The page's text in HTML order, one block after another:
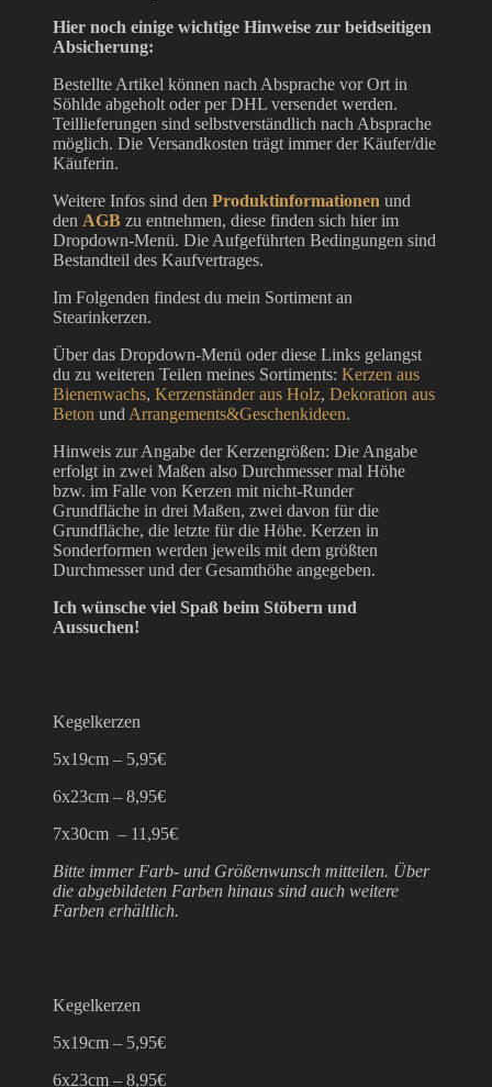
Hier noch einige wichtige Hinweise zur beidseitigen
Absicherung:
Bestellte Artikel können nach Absprache vor Ort in
Söhlde abgeholt oder per DHL versendet werden.
Teillieferungen sind selbstverständlich nach Absprache
möglich. Die Versandkosten trägt immer der Käufer/die
Käuferin.
Weitere Infos sind den Produktinformationen und
den AGB zu entnehmen, diese finden sich hier im
Dropdown-Menü. Die Aufgeführten Bedingungen sind
Bestandteil des Kaufvertrages.
Im Folgenden findest du mein Sortiment an
Stearinkerzen.
Über das Dropdown-Menü oder diese Links gelangst
du zu weiteren Teilen meines Sortiments: Kerzen aus
Bienenwachs, Kerzenständer aus Holz, Dekoration aus
Beton und Arrangements&Geschenkideen.
Hinweis zur Angabe der Kerzengrößen: Die Angabe
erfolgt in zwei Maßen also Durchmesser mal Höhe
bzw. im Falle von Kerzen mit nicht-Runder
Grundfläche in drei Maßen, zwei davon für die
Grundfläche, die letzte für die Höhe. Kerzen in
Sonderformen werden jeweils mit dem größten
Durchmesser und der Gesamthöhe angegeben.
Ich wünsche viel Spaß beim Stöbern und
Aussuchen!
Kegelkerzen
5x19cm – 5,95€
6x23cm – 8,95€
7x30cm – 11,95€
Bitte immer Farb- und Größenwunsch mitteilen. Über
die abgebildeten Farben hinaus sind auch weitere
Farben erhältlich.
Kegelkerzen
5x19cm – 5,95€
6x23cm – 8,95€